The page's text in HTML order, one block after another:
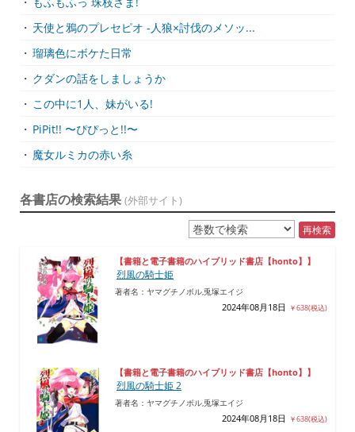
・ 天使と鴉のプレセピオ -人狼×討伐のメソッ...
・ 瑠璃色にボケた日常
・ クダンの話をしましょうか
・ この中に1人、妹がいる!
・ PiPit!! 〜ぴぴっと!!〜
・ 魔女ルミカの赤い糸
各書店の検索結果 (外部サイト)
再検索
【書籍と電子書籍のハイブリッド書店【honto】】
烈風の騎士姫
著者名：ヤマグチノボル,兎塚エイジ
2024年08月18日 ￥638(税込)
【書籍と電子書籍のハイブリッド書店【honto】】
烈風の騎士姫 2
著者名：ヤマグチノボル,兎塚エイジ
2024年08月18日 ￥638(税込)